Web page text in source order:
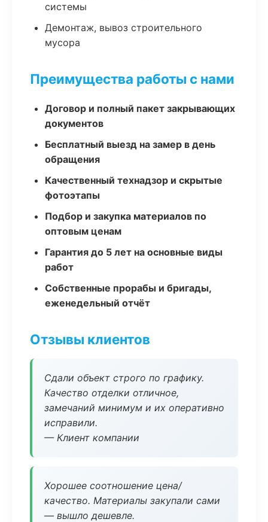
системы
Демонтаж, вывоз строительного
мусора
Преимущества работы с нами
Договор и полный пакет закрывающих
документов
Бесплатный выезд на замер в день
обращения
Качественный технадзор и скрытые
фотоэтапы
Подбор и закупка материалов по
оптовым ценам
Гарантия до 5 лет на основные виды
работ
Собственные прорабы и бригады,
еженедельный отчёт
Отзывы клиентов
Сдали объект строго по графику.
Качество отделки отличное,
замечаний минимум и их оперативно
исправили.
— Клиент компании
Хорошее соотношение цена/
качество. Материалы закупали сами
— вышло дешевле.